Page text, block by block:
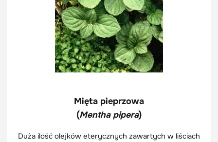
Mięta pieprzowa
(Mentha pipera)
Duża ilość olejków eterycznych zawartych w liściach